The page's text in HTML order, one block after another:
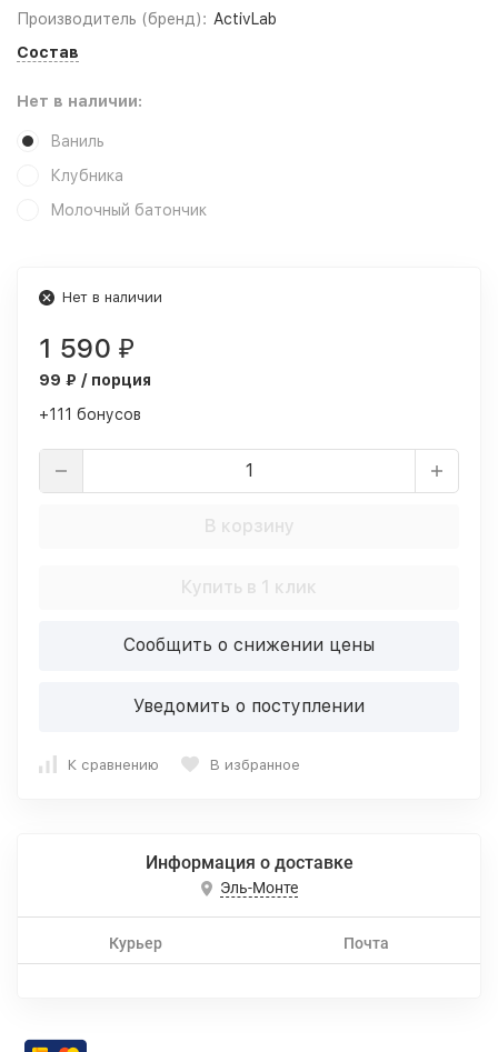
Производитель (бренд): ActivLab
Состав
Нет в наличии:
Ваниль
Клубника
Молочный батончик
Нет в наличии
1 590 ₽
99 ₽ / порция
+111 бонусов
В корзину
Купить в 1 клик
Сообщить о снижении цены
Уведомить о поступлении
К сравнению В избранное
Информация о доставке
Эль-Монте
Курьер Почта